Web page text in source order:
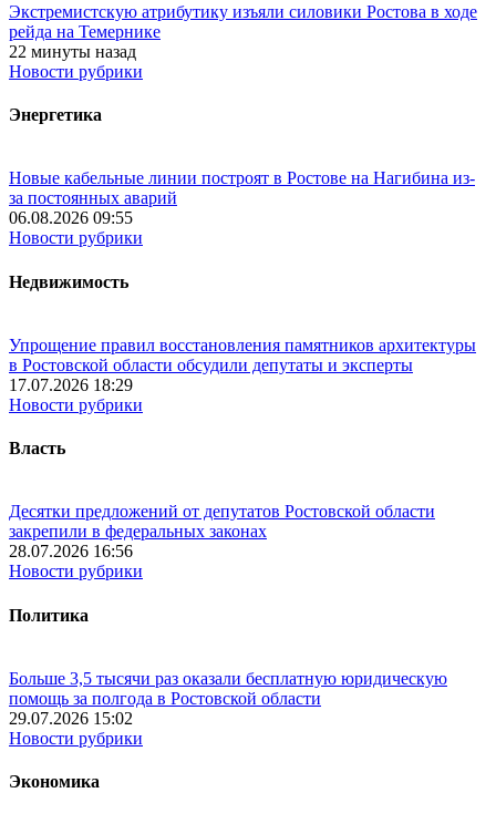
Экстремистскую атрибутику изъяли силовики Ростова в ходе
рейда на Темернике
22 минуты назад
Новости рубрики
Энергетика
Новые кабельные линии построят в Ростове на Нагибина из-
за постоянных аварий
06.08.2026 09:55
Новости рубрики
Недвижимость
Упрощение правил восстановления памятников архитектуры
в Ростовской области обсудили депутаты и эксперты
17.07.2026 18:29
Новости рубрики
Власть
Десятки предложений от депутатов Ростовской области
закрепили в федеральных законах
28.07.2026 16:56
Новости рубрики
Политика
Больше 3,5 тысячи раз оказали бесплатную юридическую
помощь за полгода в Ростовской области
29.07.2026 15:02
Новости рубрики
Экономика